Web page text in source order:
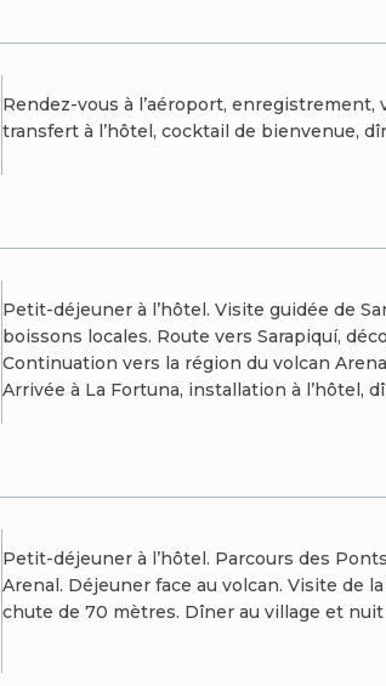
Rendez-vous à l’aéroport, enregistrement,
transfert à l’hôtel, cocktail de bienvenue,
Petit-déjeuner à l’hôtel. Visite guidée de
boissons locales. Route vers Sarapiquí,
Continuation vers la région du volcan
Arrivée à La Fortuna, installation à l’hôtel,
Petit-déjeuner à l’hôtel. Parcours des
Arenal. Déjeuner face au volcan. Visite de
chute de 70 mètres. Dîner au village et nuit